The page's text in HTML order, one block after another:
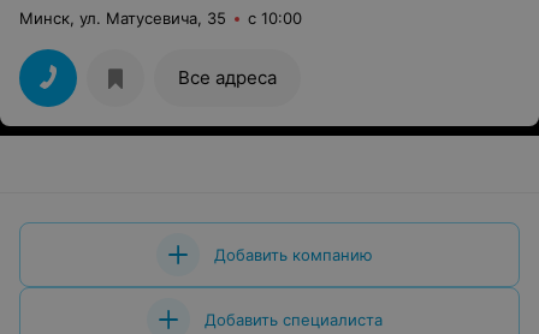
Минск, ул. Матусевича, 35 с 10:00
Все адреса
Добавить компанию
Добавить специалиста